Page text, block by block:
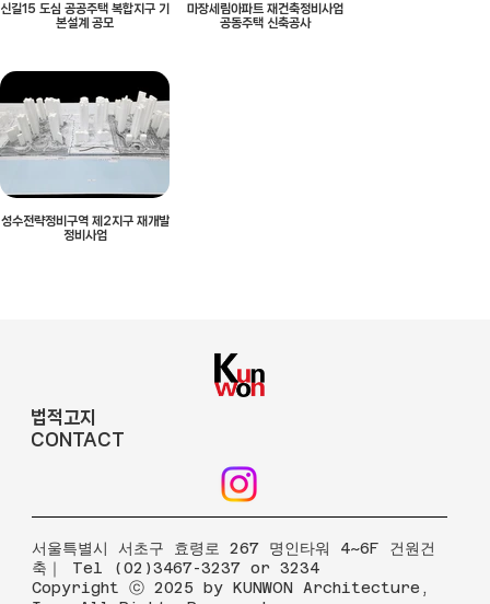
신길15 도심 공공주택 복합지구 기
본설계 공모
마장세림아파트 재건축정비사업
공동주택 신축공사
성수전략정비구역 제2지구 재개발
정비사업
법적고지
CONTACT
​서울특별시 서초구 효령로 267 명인타워 4~6F 건원건
축｜ Tel (02)3467-3237 or 3234
Copyright ⓒ 2025 by KUNWON Architecture,